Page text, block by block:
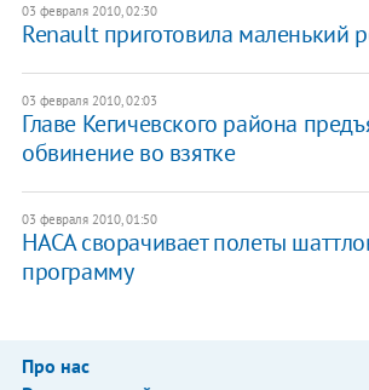
03 февраля 2010, 02:30
Renault приготовила маленький
03 февраля 2010, 02:03
Главе Кегичевского района
обвинение во взятке
03 февраля 2010, 01:50
НАСА сворачивает полеты
программу
Про нас